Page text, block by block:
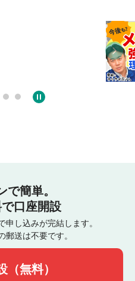
で簡単。
口座開設
し込みが完結します。
郵送は不要です。
（無料）